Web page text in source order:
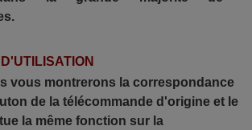
vous montrerons la correspondance
de la télécommande d'origine et le
la même fonction sur la